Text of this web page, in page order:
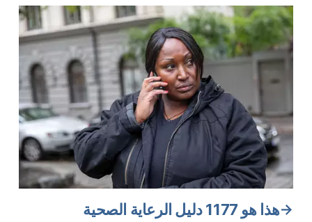
هذا هو 1177 دليل الرعاية الصحية